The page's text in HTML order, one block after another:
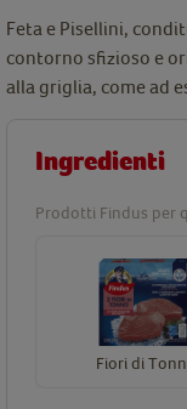
Feta e Pisellini,
contorno sfizioso e
alla griglia, come ad
Ingredienti
Prodotti Findus per
Fiori di